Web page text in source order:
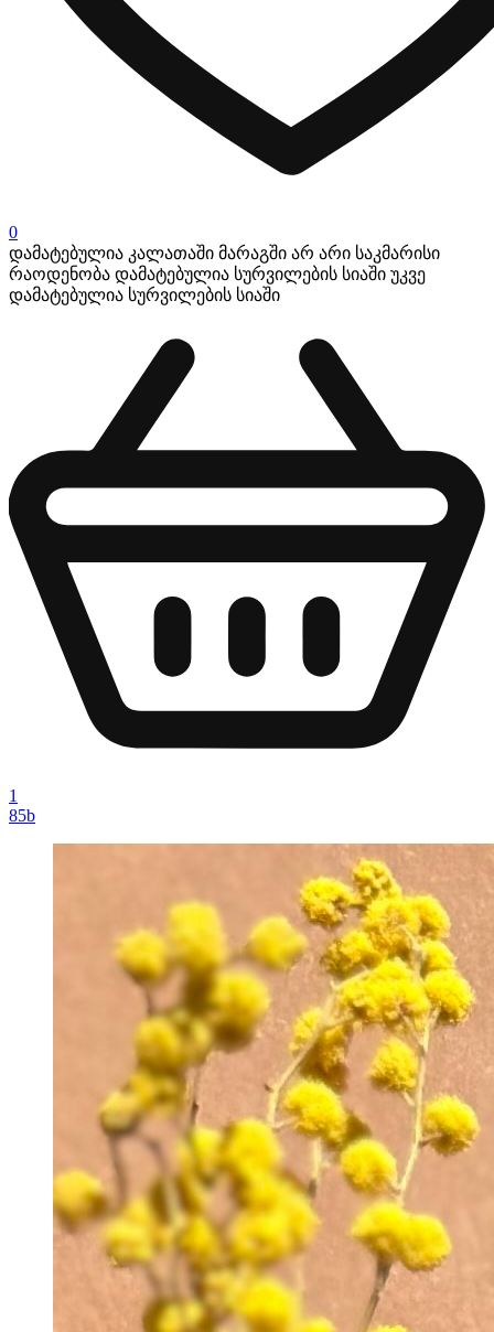
0
დამატებულია კალათაში მარაგში არ არი საკმარისი
რაოდენობა დამატებულია სურვილების სიაში უკვე
დამატებულია სურვილების სიაში
1
85b